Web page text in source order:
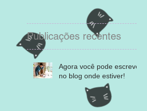
Publicações recentes
Agora você pode escrever
no blog onde estiver!